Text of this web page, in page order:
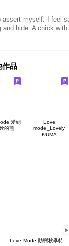
assert myself. I feel
and hide. A chick
品
愛到
的熊
Love
mode_Lovely
KUMA
Love Mode 動態秋季特別版